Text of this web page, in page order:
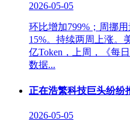
2026-05-05
环比增加799%；周挪
15%。持续两周上涨。
亿Token，上周，《每
数据...
正在浩繁科技巨头纷纷
2026-05-05